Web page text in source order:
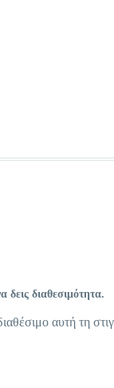
διαθεσιμότητα.
αυτή τη